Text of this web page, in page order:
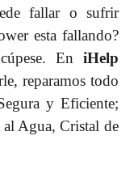
fallar o sufrir
esta fallando?
En iHelp
reparamos todo
y Eficiente;
Agua, Cristal de